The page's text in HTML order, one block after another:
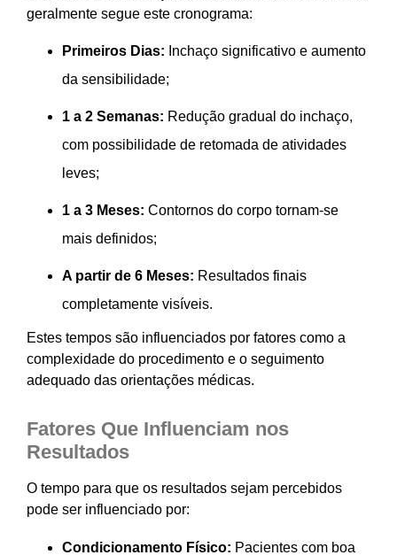
geralmente segue este cronograma:
Primeiros Dias: Inchaço significativo e aumento
da sensibilidade;
1 a 2 Semanas: Redução gradual do inchaço,
com possibilidade de retomada de atividades
leves;
1 a 3 Meses: Contornos do corpo tornam-se
mais definidos;
A partir de 6 Meses: Resultados finais
completamente visíveis.
Estes tempos são influenciados por fatores como a
complexidade do procedimento e o seguimento
adequado das orientações médicas.
Fatores Que Influenciam nos
Resultados
O tempo para que os resultados sejam percebidos
pode ser influenciado por:
Condicionamento Físico: Pacientes com boa